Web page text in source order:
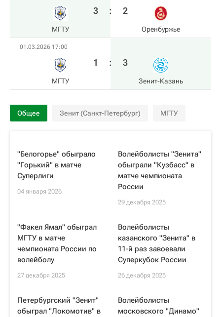
МГТУ
3 : 2
Оренбуржье
01.03.2026 17:00
МГТУ
1 : 3
Зенит-Казань
Общее Зенит (Санкт-Петербург) МГТУ
"Белогорье" обыграло
"Горький" в матче
Суперлиги
04 января 2026
Волейболисты "Зенита"
обыграли "Кузбасс" в
матче чемпионата
России
29 декабря 2025
"Факел Ямал" обыграл
МГТУ в матче
чемпионата России по
волейболу
27 декабря 2025
Волейболисты
казанского "Зенита" в
11-й раз завоевали
Суперкубок России
26 декабря 2025
Петербургский "Зенит"
обыграл "Локомотив" в
Волейболисты
московского "Динамо"